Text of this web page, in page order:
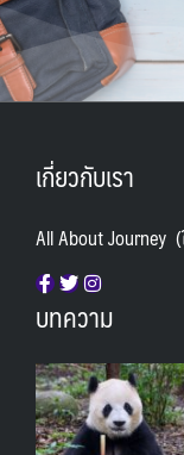
เกี่ยวกับเรา
All About Journey
บทความ